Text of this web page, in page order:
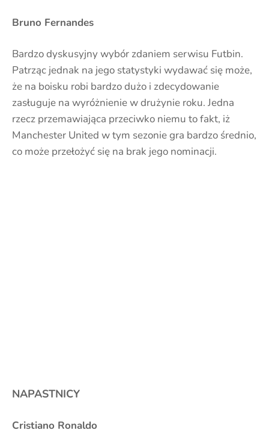
Bruno Fernandes
Bardzo dyskusyjny wybór zdaniem serwisu Futbin.
Patrząc jednak na jego statystyki wydawać się może,
że na boisku robi bardzo dużo i zdecydowanie
zasługuje na wyróżnienie w drużynie roku. Jedna
rzecz przemawiająca przeciwko niemu to fakt, iż
Manchester United w tym sezonie gra bardzo średnio,
co może przełożyć się na brak jego nominacji.
NAPASTNICY
Cristiano Ronaldo